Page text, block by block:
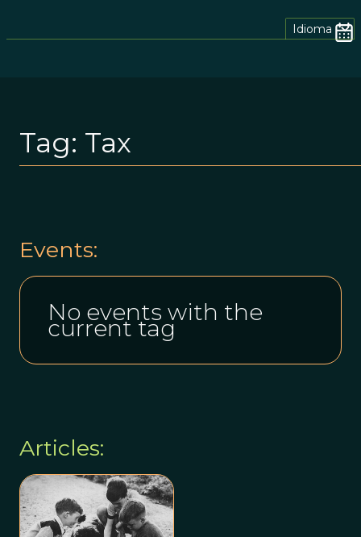
Idioma
Tag: Tax
Events:
No events with the
current tag
Articles: